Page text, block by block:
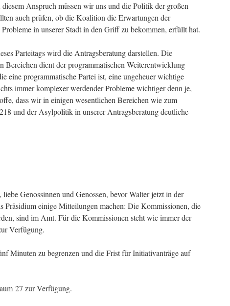
Anspruch müssen wir uns und die Politik der großen
auch prüfen, ob die Koalition die Erwartungen der
in unserer Stadt in den Griff zu bekommen, erfüllt hat.
Parteitags wird die Antragsberatung darstellen. Die
Bereichen dient der programmatischen Weiterentwicklung
eine programmatische Partei ist, eine ungeheuer wichtige
immer komplexer werdender Probleme wichtiger denn je,
dass wir in einigen wesentlichen Bereichen wie zum
und der Asylpolitik in unserer Antragsberatung deutliche
Genossinnen und Genossen, bevor Walter jetzt in der
Präsidium einige Mitteilungen machen: Die Kommissionen, die
sind im Amt. Für die Kommissionen steht wie immer der
Verfügung.
Minuten zu begrenzen und die Frist für Initiativanträge auf
27 zur Verfügung.